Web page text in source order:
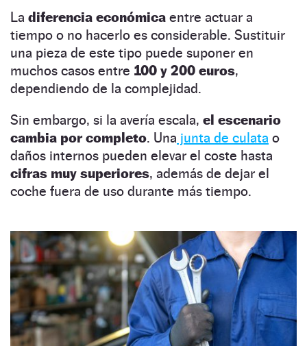
La diferencia económica entre actuar a
tiempo o no hacerlo es considerable. Sustituir
una pieza de este tipo puede suponer en
muchos casos entre 100 y 200 euros,
dependiendo de la complejidad.
Sin embargo, si la avería escala, el escenario
cambia por completo. Una junta de culata o
daños internos pueden elevar el coste hasta
cifras muy superiores, además de dejar el
coche fuera de uso durante más tiempo.